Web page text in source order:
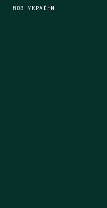
МОЗ УКРАЇНИ